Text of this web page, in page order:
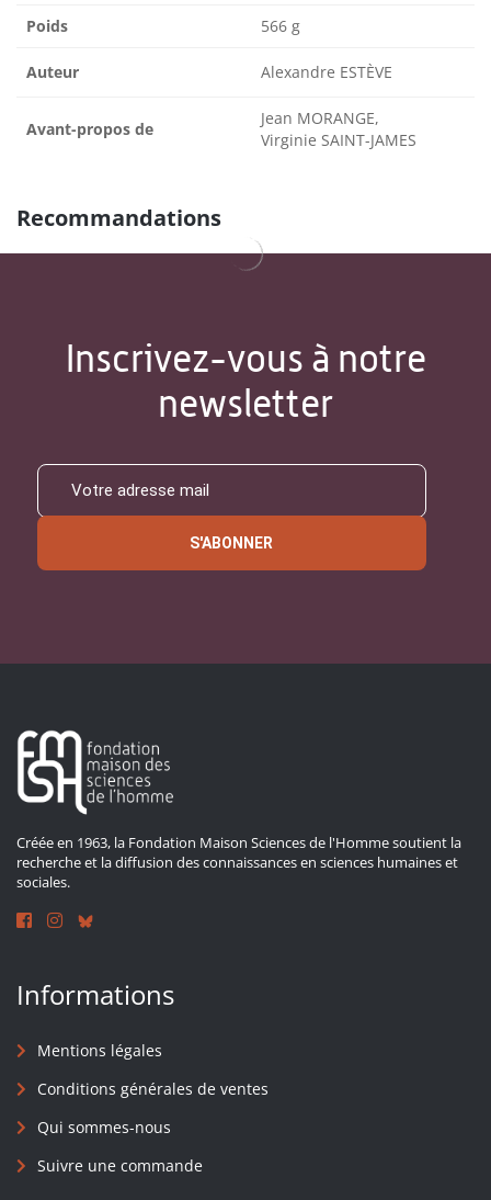
Poids 566 g
Auteur Alexandre ESTÈVE
Avant-propos de
Jean MORANGE,
Virginie SAINT-JAMES
Recommandations
Inscrivez-vous à notre
newsletter
S'ABONNER
Créée en 1963, la Fondation Maison Sciences de l'Homme soutient la
recherche et la diffusion des connaissances en sciences humaines et
sociales.
Informations
Mentions légales
Conditions générales de ventes
Qui sommes-nous
Suivre une commande